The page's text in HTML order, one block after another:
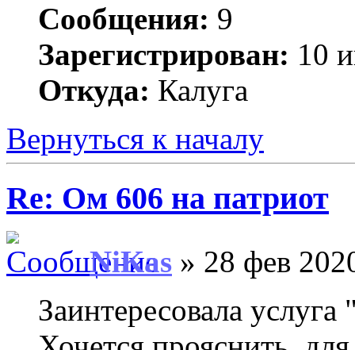
Сообщения: 9
Зарегистрирован: 10
Откуда: Калуга
Вернуться к началу
Re: Ом 606 на патриот
NiKas » 28 фев
Заинтересовала